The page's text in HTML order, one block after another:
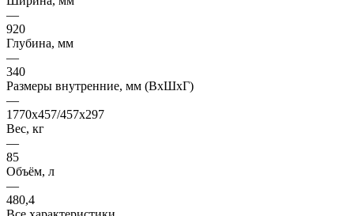
—
920
Глубина, мм
—
340
Размеры внутренние, мм (ВхШхГ)
—
1770x457/457x297
Вес, кг
—
85
Объём, л
—
480,4